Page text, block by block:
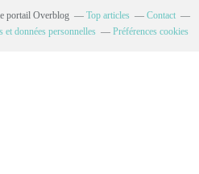
portail Overblog Top articles
Contact
et données personnelles Préférences cookies